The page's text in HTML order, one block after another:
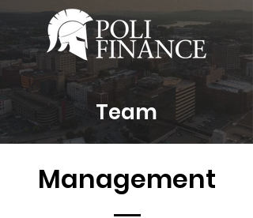
Team
Management